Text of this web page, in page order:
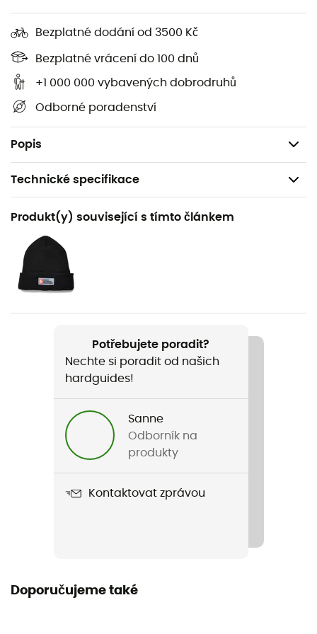
Bezplatné dodání od 3500 Kč
Bezplatné vrácení do 100 dnů
+1 000 000 vybavených dobrodruhů
Odborné poradenství
Popis
Izolace z husího peří 700 certifikovaná Allied RDS
Certifikováno RDS, etický standard pro
respektování dobrých životních podmínek zvířat
Dvě kapsy na ruce a jedna náprsní kapsa na zip
Hmotnost: 344 g
Technické specifikace
Doporučené pro
Pěší turistika / Skialpinismus / Horolezectví
Pohlaví
Dámské
Hmotnost
Název produktu
Access Down 2.0 Hoody
Elastické manžety
Odpuzovač vody
Standardní
Produkt(y) související s tímto článkem
Potřebujete poradit?
Nechte si poradit od našich
hardguides!
Sanne
Odborník na
produkty
Kontaktovat zprávou
Doporučujeme také